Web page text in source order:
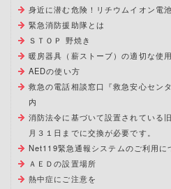
身近に潜む危険！リチウムイオン電
緊急消防援助隊とは
ＳＴＯＰ 野焼き
暖房器具（薪ストーブ）の適切な使
AEDの使い方
救急の電話相談窓口『救急安心セン
内
消防法令に基づいて設置されている
月３１日までに交換が必要です。
Net119緊急通報システムのご利用に
ＡＥＤの設置場所
熱中症にご注意を